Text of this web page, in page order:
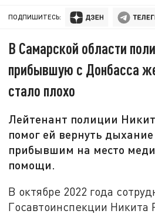
ПОДПИШИТЕСЬ:
В Самарской области
прибывшую с Донбасса
стало плохо
Лейтенант полиции
помог ей вернуть
прибывшим на место
помощи.
В октябре 2022 года
Госавтоинспекции Никита